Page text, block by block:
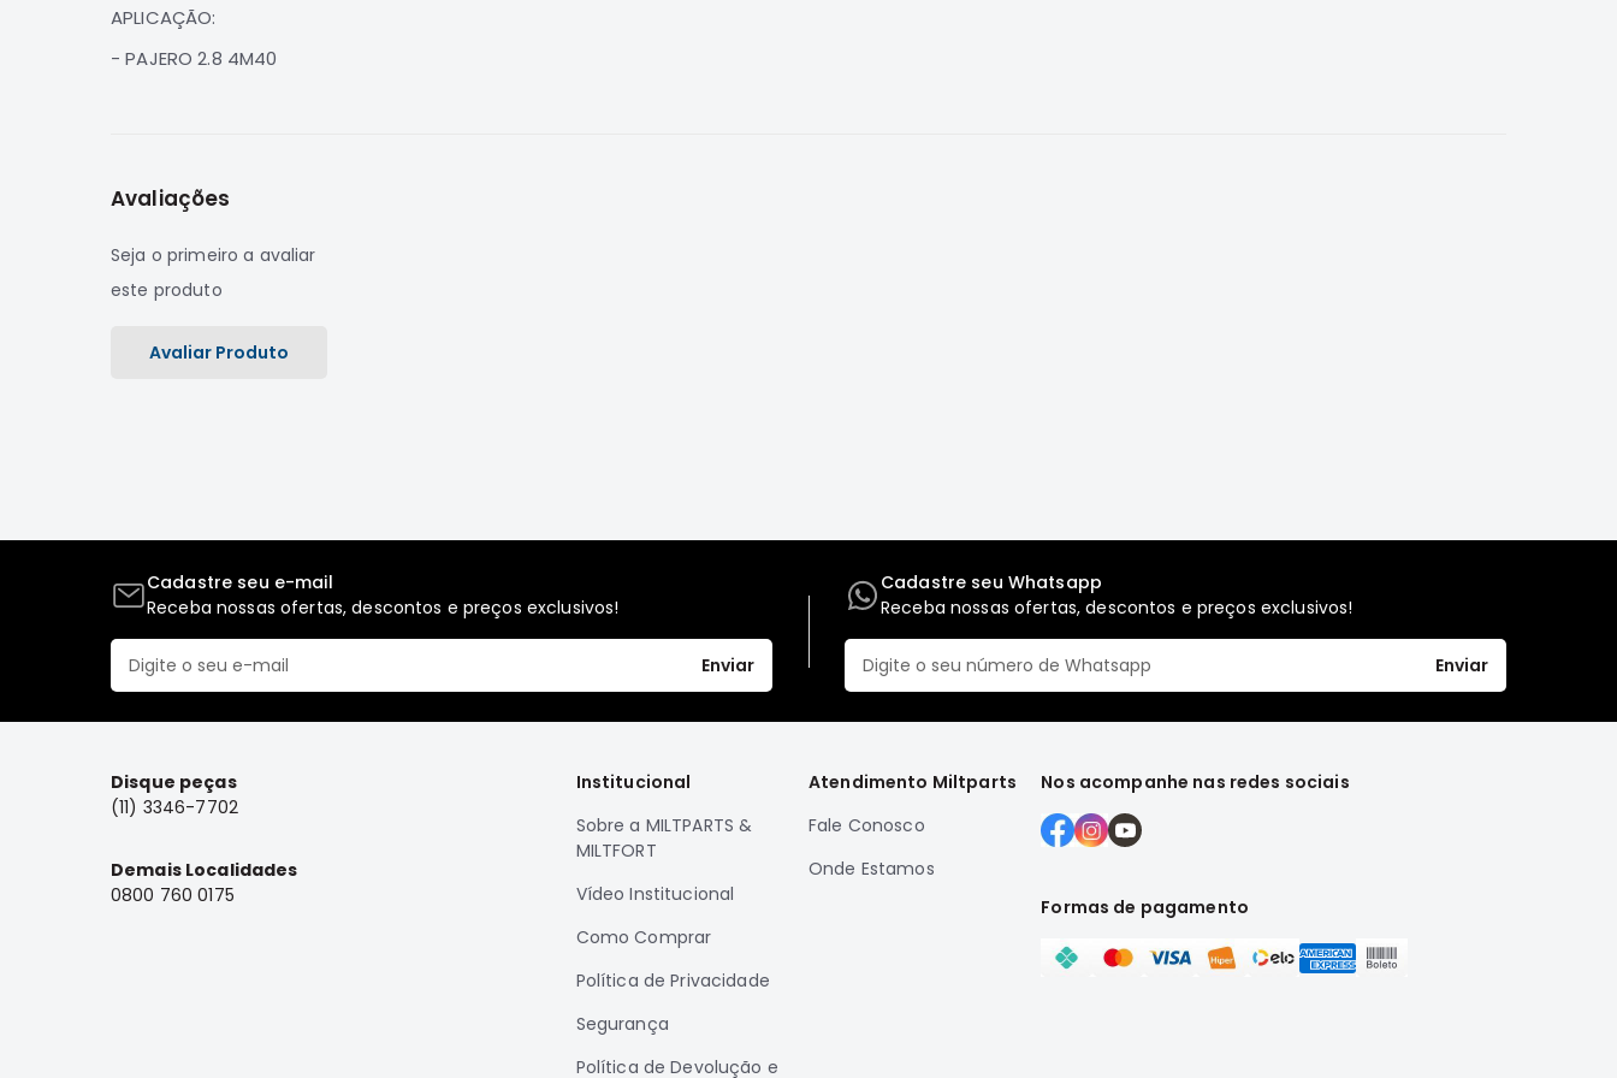
de
APLICAÇÃO:
- PAJERO 2.8 4M40
Avaliações
Seja o primeiro a avaliar
este produto
Avaliar Produto
Cadastre seu e-mail
Receba nossas ofertas, descontos e preços exclusivos!
Enviar
Cadastre seu Whatsapp
Receba nossas ofertas, descontos e preços exclusivos!
Enviar
Disque peças
(11) 3346-7702
Demais Localidades
0800 760 0175
Institucional
Sobre a MILTPARTS &
MILTFORT
Vídeo Institucional
Como Comprar
Política de Privacidade
Segurança
Política de Devolução e
Atendimento Miltparts
Fale Conosco
Onde Estamos
Nos acompanhe nas redes sociais
Formas de pagamento